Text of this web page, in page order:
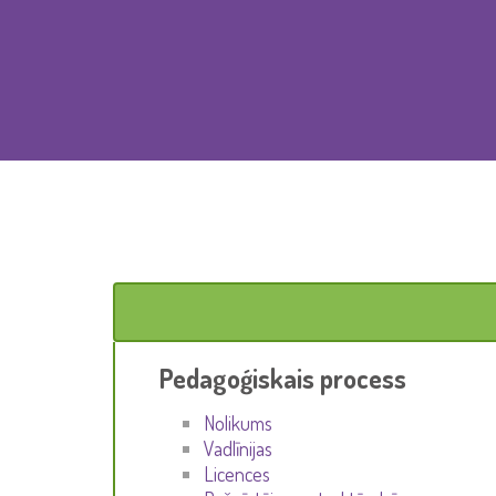
Pedagoģiskais process
Nolikums
Vadlīnijas
Licences